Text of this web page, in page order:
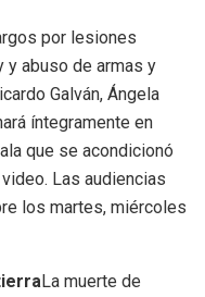
por lesiones
y abuso de armas y
Galván, Ángela
íntegramente en
que se acondicionó
Las audiencias
los martes, miércoles
La muerte de